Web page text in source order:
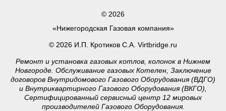
© 2026
«Нижегородская Газовая компания»
© 2026 И.П. Кротиков С.А. Virtbridge.ru
Ремонт и установка газовых котлов, колонок в Нижнем
Новгороде. Обслуживание газовых Котелен, Заключение
договоров Внутридомового Газового Оборудования (ВДГО)
и Внутриквартирного Газового Оборудования (ВКГО),
Сертифицированный сервисный центр 12 мировых
производителей Газового Оборудования.